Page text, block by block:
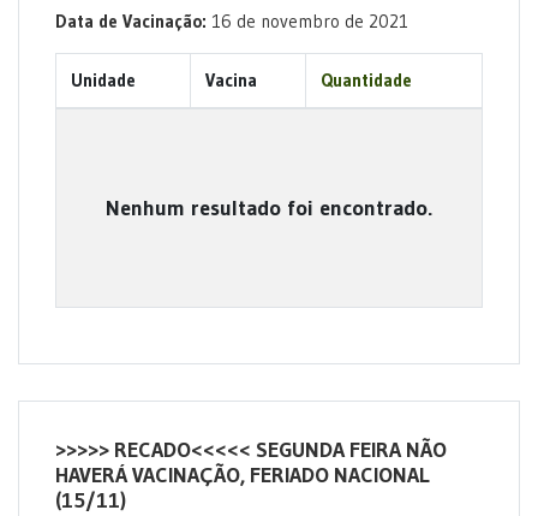
Data de Vacinação: 16 de novembro de 2021
Unidade Vacina Quantidade
Nenhum resultado foi encontrado.
>>>>> RECADO<<<<< SEGUNDA FEIRA NÃO
HAVERÁ VACINAÇÃO, FERIADO NACIONAL
(15/11)